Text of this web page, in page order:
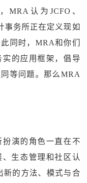
MRA认为JCFO、
事务所正在定义现如
同时，MRA和你们
的应用框架，倡导
等问题。那么MRA
演的角色一直在不
生态管理和社区认
新的方法、模式与合